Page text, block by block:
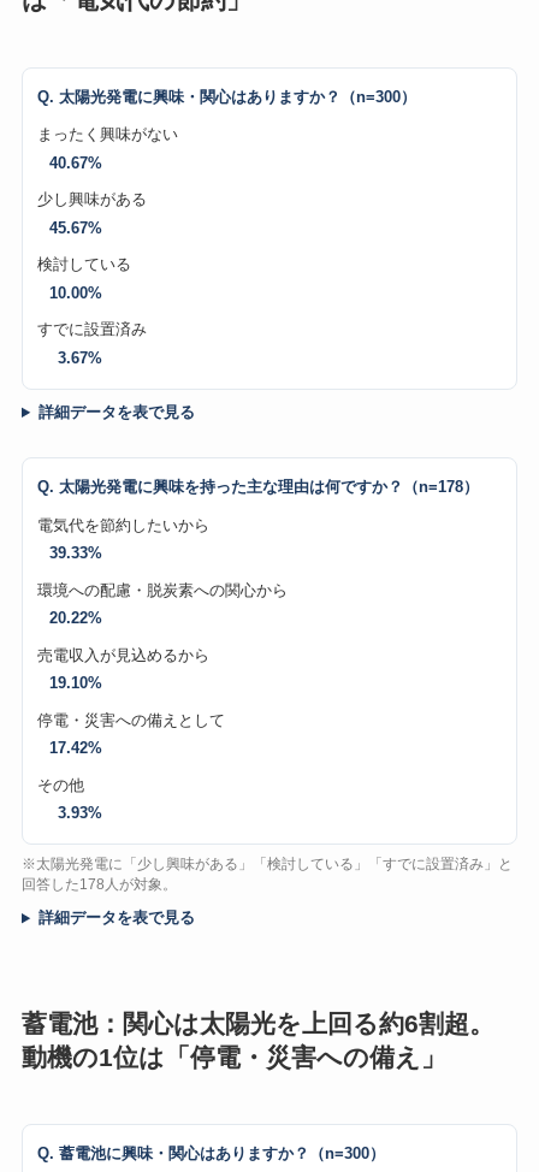
Q. 太陽光発電に興味・関心はありますか？（n=300）
まったく興味がない
40.67%
少し興味がある
45.67%
検討している
10.00%
すでに設置済み
3.67%
詳細データを表で見る
Q. 太陽光発電に興味を持った主な理由は何ですか？（n=178）
電気代を節約したいから
39.33%
環境への配慮・脱炭素への関心から
20.22%
売電収入が見込めるから
19.10%
停電・災害への備えとして
17.42%
その他
3.93%
※太陽光発電に「少し興味がある」「検討している」「すでに設置済み」と
回答した178人が対象。
詳細データを表で見る
蓄電池：関心は太陽光を上回る約6割超。
動機の1位は「停電・災害への備え」
Q. 蓄電池に興味・関心はありますか？（n=300）